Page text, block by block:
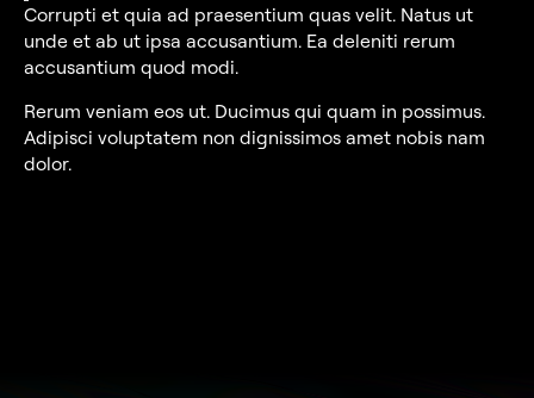
Corrupti et quia ad praesentium quas velit. Natus ut
unde et ab ut ipsa accusantium. Ea deleniti rerum
accusantium quod modi.
Rerum veniam eos ut. Ducimus qui quam in possimus.
Adipisci voluptatem non dignissimos amet nobis nam
dolor.